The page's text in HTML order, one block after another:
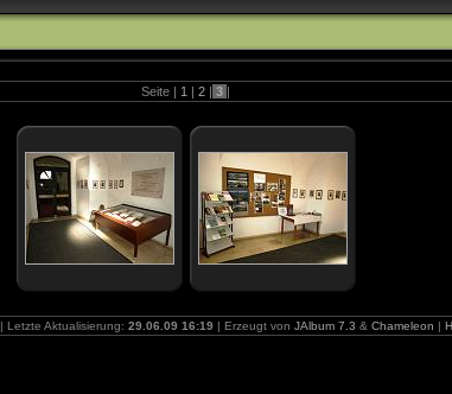
Seite | 1 | 2 | 3 |
| Letzte Aktualisierung:29.06.09 16:19 | Erzeugt vonJAlbum 7.3 &Chameleon |